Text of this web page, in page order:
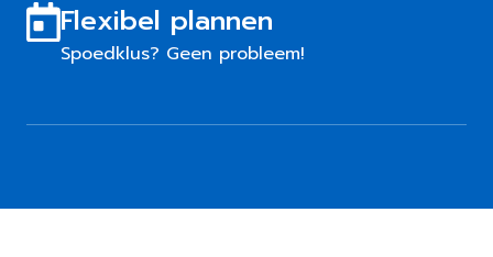
Flexibel plannen
Spoedklus? Geen probleem!